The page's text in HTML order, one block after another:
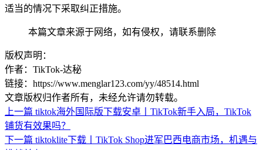
适当的情况下采取纠正措施。
本篇文章来源于网络，如有侵权，请联系删除
版权声明：
作者：TikTok-达秘
链接：https://www.menglar123.com/yy/48514.html
文章版权归作者所有，未经允许请勿转载。
上一篇 tiktok海外国际版下载安卓丨TikTok新手入局，TikTok
铺货有效果吗？
下一篇 tiktoklite下载丨TikTok Shop进军巴西电商市场，机遇与